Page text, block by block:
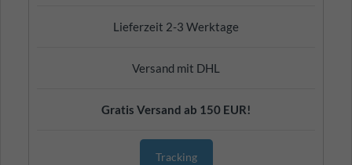
Lieferzeit 2-3 Werktage
Versand mit DHL
Gratis Versand ab 150 EUR!
Tracking